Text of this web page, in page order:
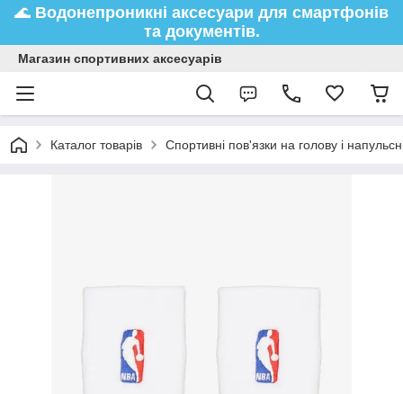
🌊 Водонепроникні аксесуари для смартфонів
та документів.
Магазин спортивних аксесуарів
Каталог товарів Спортивні пов'язки на голову і